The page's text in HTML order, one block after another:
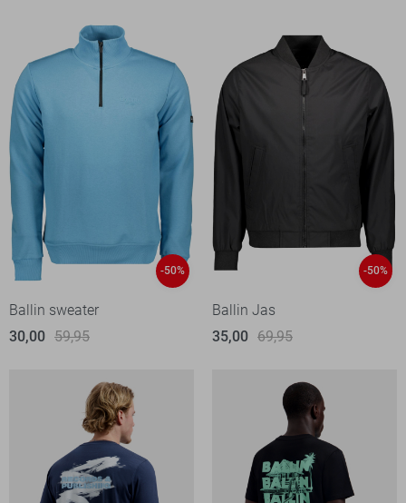
-50%
Ballin sweater
30,00 59,95
-50%
Ballin Jas
35,00 69,95